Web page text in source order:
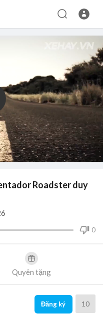
Roadster duy
0
Quyên tặng
Đăng ký 10